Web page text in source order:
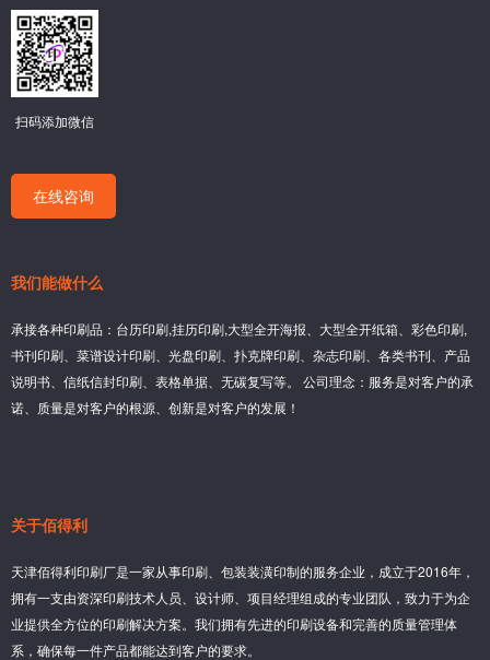
扫码添加微信
在线咨询
我们能做什么
承接各种印刷品：台历印刷,挂历印刷,大型全开海报、大型全开纸箱、彩色印刷,
书刊印刷、菜谱设计印刷、光盘印刷、扑克牌印刷、杂志印刷、各类书刊、产品
说明书、信纸信封印刷、表格单据、无碳复写等。 公司理念：服务是对客户的承
诺、质量是对客户的根源、创新是对客户的发展！
关于佰得利
天津佰得利印刷厂是一家从事印刷、包装装潢印制的服务企业，成立于2016年，
拥有一支由资深印刷技术人员、设计师、项目经理组成的专业团队，致力于为企
业提供全方位的印刷解决方案。我们拥有先进的印刷设备和完善的质量管理体
系，确保每一件产品都能达到客户的要求。